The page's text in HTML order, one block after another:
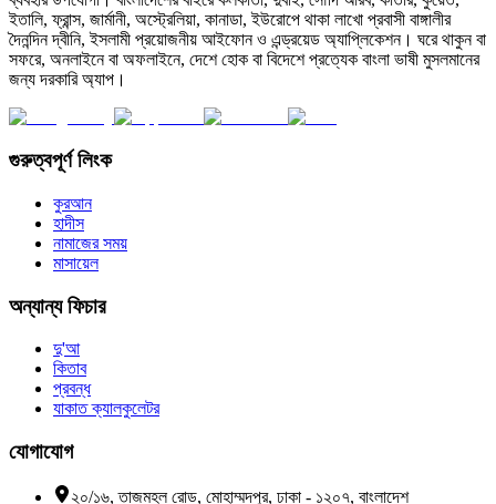
ইতালি, ফ্রান্স, জার্মানী, অস্ট্রেলিয়া, কানাডা, ইউরোপে থাকা লাখো প্রবাসী বাঙ্গালীর
দৈনন্দিন দ্বীনি, ইসলামী প্রয়োজনীয় আইফোন ও এন্ড্রয়েড অ্যাপ্লিকেশন। ঘরে থাকুন বা
সফরে, অনলাইনে বা অফলাইনে, দেশে হোক বা বিদেশে প্রত্যেক বাংলা ভাষী মুসলমানের
জন্য দরকারি অ্যাপ।
গুরুত্বপূর্ণ লিংক
কুরআন
হাদীস
নামাজের সময়
মাসায়েল
অন্যান্য ফিচার
দু'আ
কিতাব
প্রবন্ধ
যাকাত ক্যালকুলেটর
যোগাযোগ
২০/১৬, তাজমহল রোড, মোহাম্মদপুর, ঢাকা - ১২০৭, বাংলাদেশ